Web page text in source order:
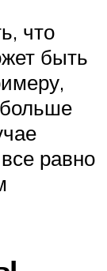
что
быть
равно